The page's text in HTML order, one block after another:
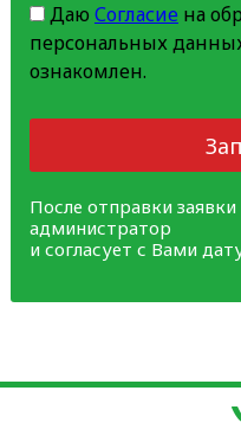
Даю Согласиена
персональных
ознакомлен.
После отправки
администратор
и согласует с Вами